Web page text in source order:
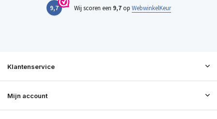
9,7 Wij scoren een 9,7op WebwinkelKeur
Klantenservice
Mijn account